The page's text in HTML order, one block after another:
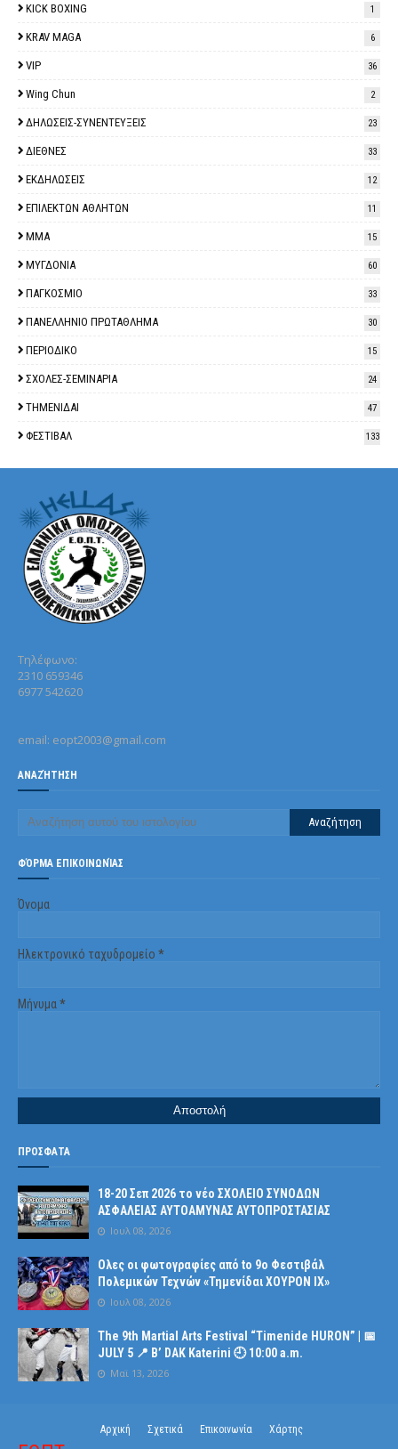
KICK BOXING 1
KRAV MAGA 6
VIP 36
Wing Chun 2
ΔΗΛΩΣΕΙΣ-ΣΥΝΕΝΤΕΥΞΕΙΣ 23
ΔΙΕΘΝΕΣ 33
ΕΚΔΗΛΩΣΕΙΣ 12
ΕΠΙΛΕΚΤΩΝ ΑΘΛΗΤΩΝ 11
ΜΜΑ 15
ΜΥΓΔΟΝΙΑ 60
ΠΑΓΚΟΣΜΙΟ 33
ΠΑΝΕΛΛΗΝΙΟ ΠΡΩΤΑΘΛΗΜΑ 30
ΠΕΡΙΟΔΙΚΟ 15
ΣΧΟΛΕΣ-ΣΕΜΙΝΑΡΙΑ 24
ΤΗΜΕΝΙΔΑΙ 47
ΦΕΣΤΙΒΑΛ 133
Τηλέφωνo:
2310 659346
6977 542620
email: eopt2003@gmail.com
ΑΝΑΖΉΤΗΣΗ
ΦΌΡΜΑ ΕΠΙΚΟΙΝΩΝΊΑΣ
Όνομα
Ηλεκτρονικό ταχυδρομείο *
Μήνυμα*
ΠΡΟΣΦΑΤΑ
18-20 Σεπ 2026 το νέο ΣΧΟΛΕΙΟ ΣΥΝΟΔΩΝ
ΑΣΦΑΛΕΙΑΣ ΑΥΤΟΑΜΥΝΑΣ ΑΥΤΟΠΡΟΣΤΑΣΙΑΣ
Ιουλ 08, 2026
Ολες οι φωτογραφίες από tο 9ο Φεστιβάλ
Πολεμικών Τεχνών «Τημενίδαι ΧΟΥΡΟΝ ΙΧ»
Ιουλ 08, 2026
The 9th Martial Arts Festival “Timenide HURON” | 📅
JULY 5 📍 B’ DAK Katerini 🕘 10:00 a.m.
Μαϊ 13, 2026
Αρχική Σχετικά Επικοινωνία Χάρτης